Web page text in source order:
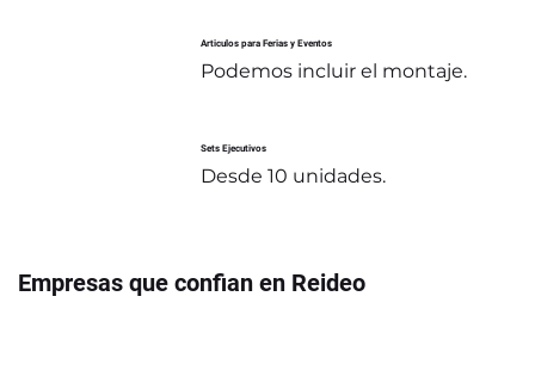
Articulos para Ferias y Eventos
Podemos incluir el montaje.
Sets Ejecutivos
Desde 10 unidades.
Empresas que confian en Reideo